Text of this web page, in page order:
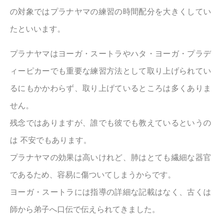
の対象ではプラナヤマの練習の時間配分を大きくしてい
たといいます。
プラナヤマはヨーガ・スートラやハタ・ヨーガ・プラデ
ィーピカーでも重要な練習方法として取り上げられてい
るにもかかわらず、取り上げているところは多くありま
せん。
残念ではありますが、誰でも彼でも教えているというの
は 不安でもあります。
プラナヤマの効果は高いけれど、肺はとても繊細な器官
であるため、容易に傷ついてしまうからです。
ヨーガ・スートラには指導の詳細な記載はなく、古くは
師から弟子へ口伝で伝えられてきました。